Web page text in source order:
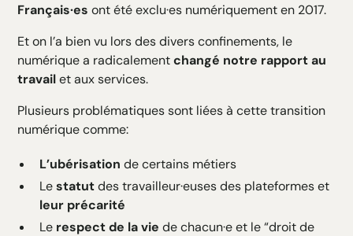
Français·es ont été exclu·es numériquement en 2017.
Et on l’a bien vu lors des divers confinements, le
numérique a radicalementchangé notre rapport au
travailet aux services.
Plusieurs problématiques sont liées à cette transition
numérique comme:
L’ubérisation de certains métiers
Lestatutdes travailleur·euses des plateformes et
leur précarité
Le respect de la vie de chacun·e et le “droit de